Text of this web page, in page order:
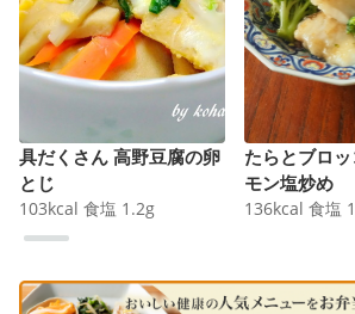
具だくさん 高野豆腐の卵
とじ
103kcal 食塩 1.2g
たらとブロ
モン塩炒め
136kcal 食塩